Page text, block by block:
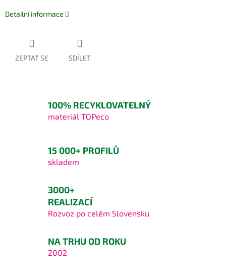
Detailní informace
ZEPTAT SE SDÍLET
100% RECYKLOVATELNÝ
materiál TOPeco
15 000+ PROFILŮ
skladem
3000+
REALIZACÍ
Rozvoz po celém Slovensku
NA TRHU OD ROKU
2002